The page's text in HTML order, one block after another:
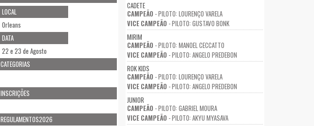
LOCAL
Orleans
DATA
22 e 23 de Agosto
CATEGORIAS
INSCRIÇÕES
REGULAMENTOS2026
CADETE
CAMPEÃO - PILOTO: LOURENÇO VARELA
VICE CAMPEÃO - PILOTO: GUSTAVO BONK
MIRIM
CAMPEÃO - PILOTO: MANOEL CECCATTO
VICE CAMPEÃO - PILOTO: ANGELO PREDEBON
ROK KIDS
CAMPEÃO - PILOTO: LOURENÇO VARELA
VICE CAMPEÃO - PILOTO: ANGELO PREDEBON
JUNIOR
CAMPEÃO - PILOTO: GABRIEL MOURA
VICE CAMPEÃO - PILOTO: AKYU MYASAVA